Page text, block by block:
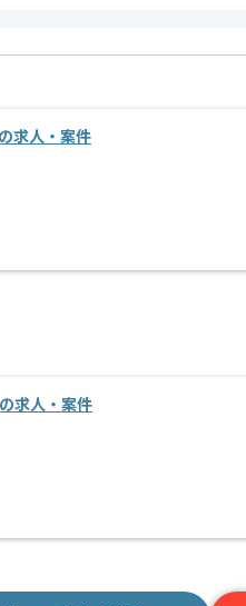
求人・案件
求人・案件